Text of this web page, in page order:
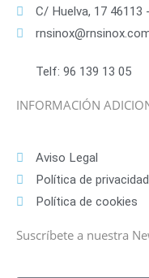
C/ Huelva, 17 46113
Telf: 96 139 13 05
INFORMACIÓN
Aviso Legal
Política de privacidad
Política de cookies
Suscríbete a nuestra